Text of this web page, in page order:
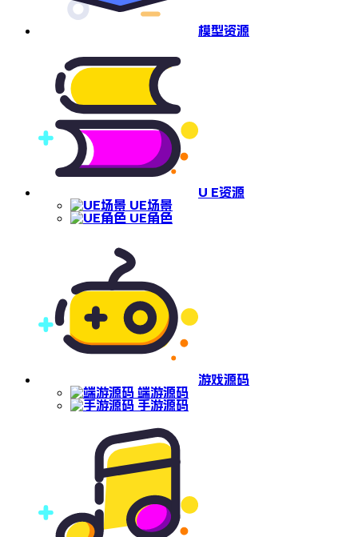
模型资源
U E资源
UE场景
UE角色
游戏源码
端游源码
手游源码